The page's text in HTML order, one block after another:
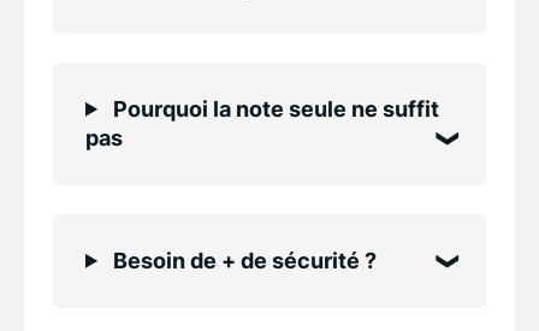
Pourquoi la note seule ne suffit
pas
Besoin de + de sécurité ?